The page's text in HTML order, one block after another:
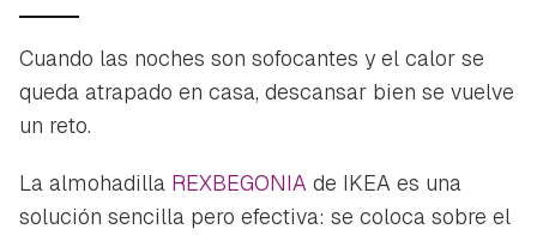
Cuando las noches son sofocantes y el calor se
queda atrapado en casa, descansar bien se vuelve
un reto.
La almohadilla REXBEGONIA de IKEA es una
solución sencilla pero efectiva: se coloca sobre el